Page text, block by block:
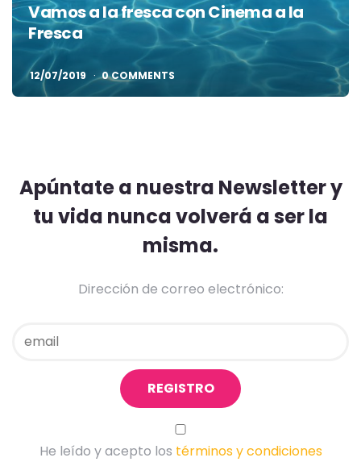
Vamos a la fresca con Cinema a la
Fresca
12/07/2019 0 COMMENTS
Apúntate a nuestra Newsletter y
tu vida nunca volverá a ser la
misma.
Dirección de correo electrónico:
He leído y acepto los términos y condiciones